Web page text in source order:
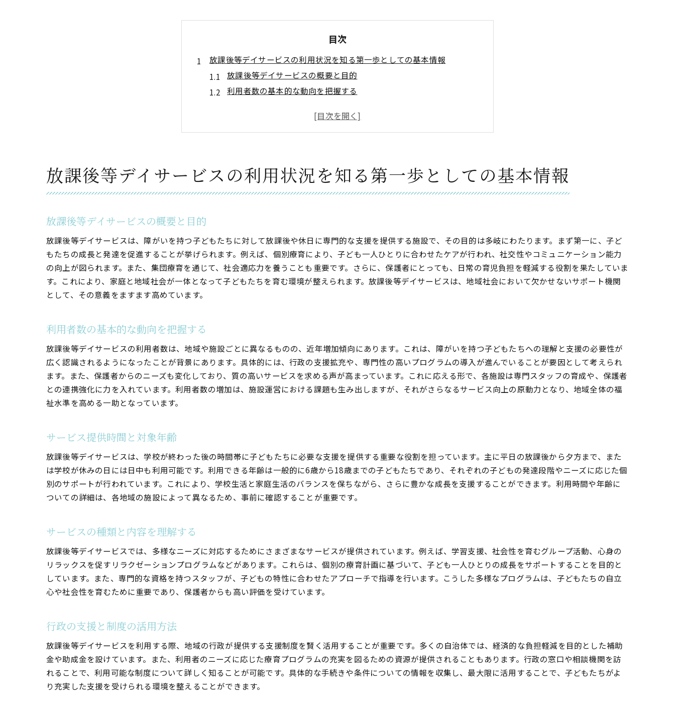
目次
放課後等デイサービスの利用状況を知る第一歩としての基本情報
放課後等デイサービスの概要と目的
利用者数の基本的な動向を把握する
サービスの種類と内容を理解する
子どもの未来を支える放課後等デイサービスの地域別利用傾向
都市部と地方での利用傾向の違い
地域コミュニティとの連携による支援
地域特性が利用状況に与える影響
放課後等デイサービス利用者数の変動とその理由を探る
政府施策の影響を分析する
データから見る将来的な利用予測
保護者との連携が鍵となる放課後等デイサービスの効果的活用方法
保護者が感じるメリットと課題
信頼関係を築くためのポイント
具体的な事例で見る放課後等デイサービスが子どもに与える影響
自己肯定感を高める取り組み
親子で参加する活動の利点
子ども本人の声を活かした支援
子どもの特性に応じたサービス選び
専門家によるサポート体制の確認
施設見学時に確認すべき点
放課後等デイサービスの利用状況を知る第一歩としての基本情報
放課後等デイサービスの概要と目的
放課後等デイサービスは、障がいを持つ子どもたちに対して放課後や休日に専門的な支援を提供する施設で、その目的は多岐にわたります。まず第一に、子ど
もたちの成長と発達を促進することが挙げられます。例えば、個別療育により、子ども一人ひとりに合わせたケアが行われ、社交性やコミュニケーション能力
の向上が図られます。また、集団療育を通じて、社会適応力を養うことも重要です。さらに、保護者にとっても、日常の育児負担を軽減する役割を果たしていま
す。これにより、家庭と地域社会が一体となって子どもたちを育む環境が整えられます。放課後等デイサービスは、地域社会において欠かせないサポート機関
として、その意義をますます高めています。
利用者数の基本的な動向を把握する
放課後等デイサービスの利用者数は、地域や施設ごとに異なるものの、近年増加傾向にあります。これは、障がいを持つ子どもたちへの理解と支援の必要性が
広く認識されるようになったことが背景にあります。具体的には、行政の支援拡充や、専門性の高いプログラムの導入が進んでいることが要因として考えられ
ます。また、保護者からのニーズも変化しており、質の高いサービスを求める声が高まっています。これに応える形で、各施設は専門スタッフの育成や、保護者
との連携強化に力を入れています。利用者数の増加は、施設運営における課題も生み出しますが、それがさらなるサービス向上の原動力となり、地域全体の福
祉水準を高める一助となっています。
サービス提供時間と対象年齢
放課後等デイサービスは、学校が終わった後の時間帯に子どもたちに必要な支援を提供する重要な役割を担っています。主に平日の放課後から夕方まで、また
は学校が休みの日には日中も利用可能です。利用できる年齢は一般的に6歳から18歳までの子どもたちであり、それぞれの子どもの発達段階やニーズに応じた個
別のサポートが行われています。これにより、学校生活と家庭生活のバランスを保ちながら、さらに豊かな成長を支援することができます。利用時間や年齢に
ついての詳細は、各地域の施設によって異なるため、事前に確認することが重要です。
サービスの種類と内容を理解する
放課後等デイサービスでは、多様なニーズに対応するためにさまざまなサービスが提供されています。例えば、学習支援、社会性を育むグループ活動、心身の
リラックスを促すリラクゼーションプログラムなどがあります。これらは、個別の療育計画に基づいて、子ども一人ひとりの成長をサポートすることを目的と
しています。また、専門的な資格を持つスタッフが、子どもの特性に合わせたアプローチで指導を行います。こうした多様なプログラムは、子どもたちの自立
心や社会性を育むために重要であり、保護者からも高い評価を受けています。
行政の支援と制度の活用方法
放課後等デイサービスを利用する際、地域の行政が提供する支援制度を賢く活用することが重要です。多くの自治体では、経済的な負担軽減を目的とした補助
金や助成金を設けています。また、利用者のニーズに応じた療育プログラムの充実を図るための資源が提供されることもあります。行政の窓口や相談機関を訪
れることで、利用可能な制度について詳しく知ることが可能です。具体的な手続きや条件についての情報を収集し、最大限に活用することで、子どもたちがよ
り充実した支援を受けられる環境を整えることができます。